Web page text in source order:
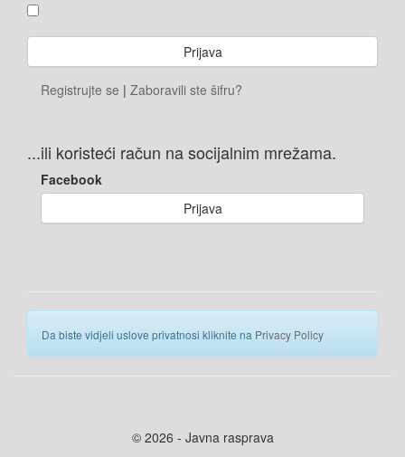
Registrujte se | Zaboravili ste šifru?
...ili koristeći račun na socijalnim mrežama.
Facebook
Prijava
Da biste vidjeli uslove privatnosi kliknite na Privacy Policy
© 2026 - Javna rasprava